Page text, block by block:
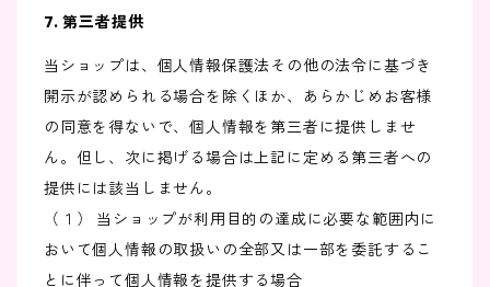
7. 第三者提供
当ショップは、個人情報保護法その他の法令に基づき
開示が認められる場合を除くほか、あらかじめお客様
の同意を得ないで、個人情報を第三者に提供しませ
ん。但し、次に掲げる場合は上記に定める第三者への
提供には該当しません。
（１） 当ショップが利用目的の達成に必要な範囲内に
おいて個人情報の取扱いの全部又は一部を委託するこ
とに伴って個人情報を提供する場合